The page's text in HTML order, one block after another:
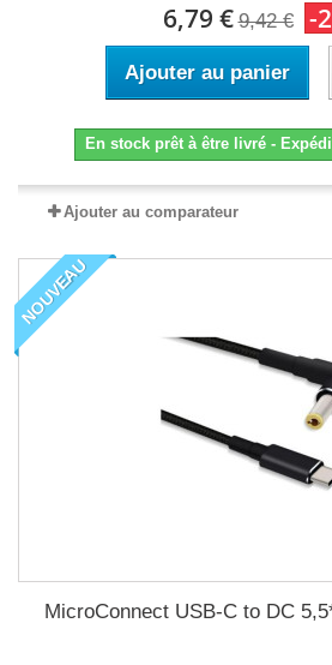
6,79 € 9,42 € -
Ajouter au panier
En stock prêt à être livré -
Ajouter au comparateur
NOUVEAU
MicroConnect USB-C to DC